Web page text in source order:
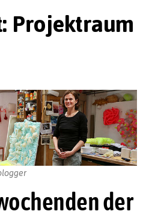
Projektraum
der